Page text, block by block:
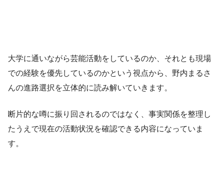
大学に通いながら芸能活動をしているのか、それとも現場
での経験を優先しているのかという視点から、野内まるさ
んの進路選択を立体的に読み解いていきます。
断片的な噂に振り回されるのではなく、事実関係を整理し
たうえで現在の活動状況を確認できる内容になっていま
す。